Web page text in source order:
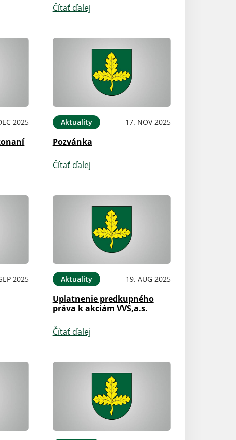
Čítať ďalej
2025 Aktuality 17. NOV 2025
Pozvánka
Čítať ďalej
2025 Aktuality 19. AUG 2025
Uplatnenie predkupného
práva k akciám VVS,a.s.
Čítať ďalej